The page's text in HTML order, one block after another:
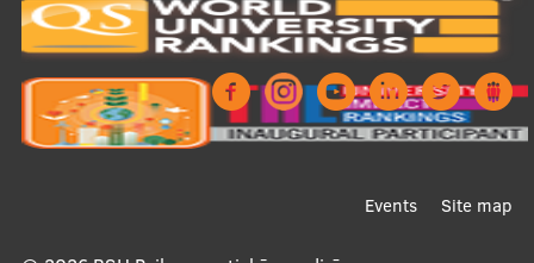
Footer
Events Site map